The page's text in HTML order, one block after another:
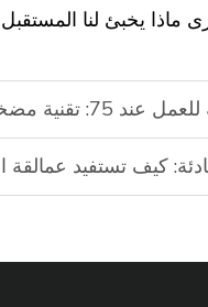
ماذا يخبئ لنا
ذات درجة الحرارة العالية التي تحقق شراكات عالمية
كيف تستفيد عمالقة